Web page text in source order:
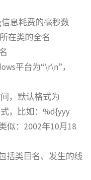
息耗费的毫秒数
在类的全名
平台为“\r\n”，
，默认格式为
，比如：%d{yyy
似：2002年10月18
括类目名、发生的线